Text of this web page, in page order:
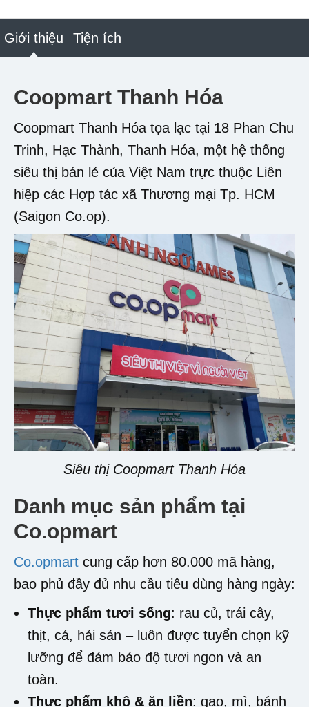
Giới thiệu Tiện ích
Coopmart Thanh Hóa
Coopmart Thanh Hóa tọa lạc tại 18 Phan Chu
Trinh, Hạc Thành, Thanh Hóa, một hệ thống
siêu thị bán lẻ của Việt Nam trực thuộc Liên
hiệp các Hợp tác xã Thương mại Tp. HCM
(Saigon Co.op).
Siêu thị Coopmart Thanh Hóa
Danh mục sản phẩm tại
Co.opmart
Co.opmart cung cấp hơn 80.000 mã hàng,
bao phủ đầy đủ nhu cầu tiêu dùng hàng ngày:
Thực phẩm tươi sống: rau củ, trái cây,
thịt, cá, hải sản – luôn được tuyển chọn kỹ
lưỡng để đảm bảo độ tươi ngon và an
toàn.
Thực phẩm khô & ăn liền: gạo, mì, bánh